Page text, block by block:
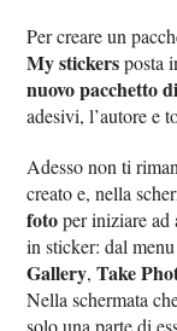
Per creare un
My stickersposta
nuovo pacchetto
adesivi, l’autore e
Adesso non ti
creato e, nella
fotoper iniziare ad
in sticker: dal
Gallery,Take
Nella schermata
solo una parte di